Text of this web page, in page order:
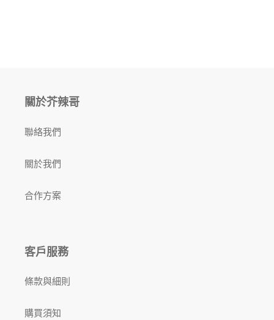
關於芥辣哥
聯絡我們
關於我們
合作方案
客戶服務
條款與細則
購買須知